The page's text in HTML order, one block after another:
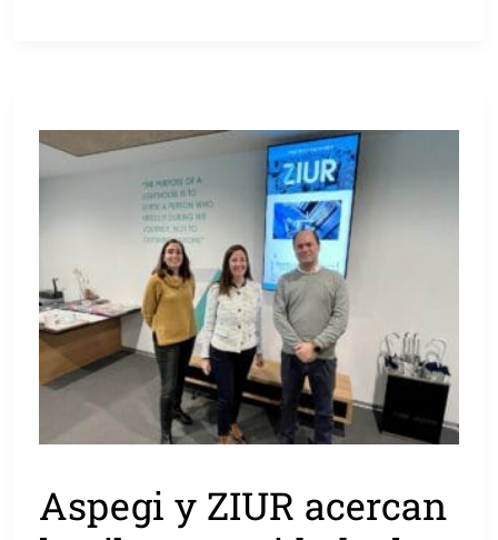
Aspegi y ZIUR acercan